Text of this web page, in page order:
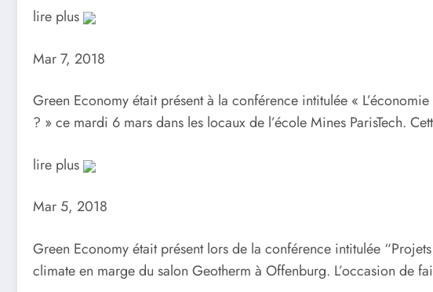
lire plus
Mar 7, 2018
Green Economy était présent à la conférence intitulée «
? » ce mardi 6 mars dans les locaux de l’école Mines ParisTech.
lire plus
Mar 5, 2018
Green Economy était présent lors de la conférence intitulée
climate en marge du salon Geotherm à Offenburg. L’occasion de